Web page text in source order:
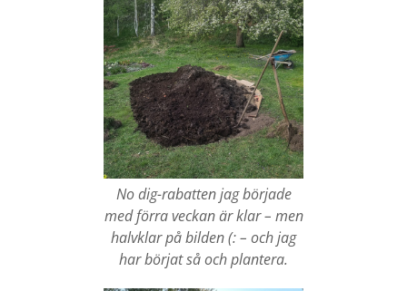
No dig-rabatten jag började
med förra veckan är klar – men
halvklar på bilden (: – och jag
har börjat så och plantera.